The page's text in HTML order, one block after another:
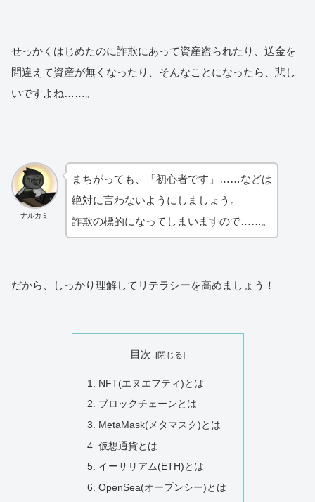
せっかくはじめたのに詐欺にあって資産盗られたり、送金を
間違えて資産が無くなったり、そんなことになったら、悲し
いですよね……。
ナルカミ
まちがっても、「初心者です」……などは
絶対に言わないようにしましょう。
詐欺の標的になってしまいますので……。
だから、しっかり理解してリテラシーを高めましょう！
目次
NFT(エヌエフティ)とは
ブロックチェーンとは
MetaMask(メタマスク)とは
仮想通貨とは
イーサリアム(ETH)とは
OpenSea(オープンシー)とは